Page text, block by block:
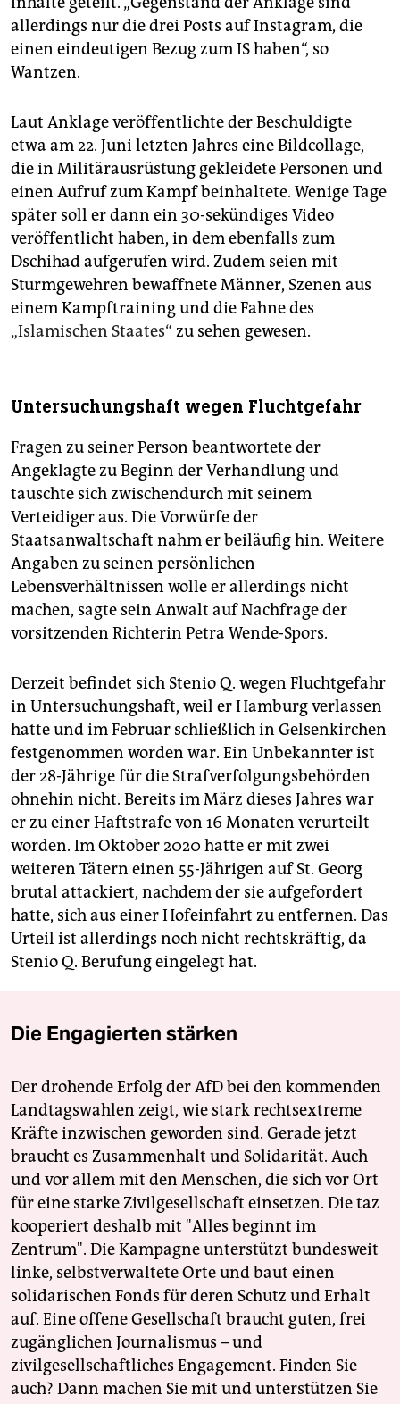
allerdings nur die drei Posts auf Instagram, die
einen eindeutigen Bezug zum IS haben“, so
Wantzen.
Laut Anklage veröffentlichte der Beschuldigte
etwa am 22. Juni letzten Jahres eine Bildcollage,
die in Militärausrüstung gekleidete Personen und
einen Aufruf zum Kampf beinhaltete. Wenige Tage
später soll er dann ein 30-sekündiges Video
veröffentlicht haben, in dem ebenfalls zum
Dschihad aufgerufen wird. Zudem seien mit
Sturmgewehren bewaffnete Männer, Szenen aus
einem Kampftraining und die Fahne des
„Islamischen Staates“ zu sehen gewesen.
Untersuchungshaft wegen Fluchtgefahr
Fragen zu seiner Person beantwortete der
Angeklagte zu Beginn der Verhandlung und
tauschte sich zwischendurch mit seinem
Verteidiger aus. Die Vorwürfe der
Staatsanwaltschaft nahm er beiläufig hin. Weitere
Angaben zu seinen persönlichen
Lebensverhältnissen wolle er allerdings nicht
machen, sagte sein Anwalt auf Nachfrage der
vorsitzenden Richterin Petra Wende-Spors.
Derzeit befindet sich Stenio Q. wegen Fluchtgefahr
in Untersuchungshaft, weil er Hamburg verlassen
hatte und im Februar schließlich in Gelsenkirchen
festgenommen worden war. Ein Unbekannter ist
der 28-Jährige für die Strafverfolgungsbehörden
ohnehin nicht. Bereits im März dieses Jahres war
er zu einer Haftstrafe von 16 Monaten verurteilt
worden. Im Oktober 2020 hatte er mit zwei
weiteren Tätern einen 55-Jährigen auf St. Georg
brutal attackiert, nachdem der sie aufgefordert
hatte, sich aus einer Hofeinfahrt zu entfernen. Das
Urteil ist allerdings noch nicht rechtskräftig, da
Stenio Q. Berufung eingelegt hat.
Die Engagierten stärken
Der drohende Erfolg der AfD bei den kommenden
Landtagswahlen zeigt, wie stark rechtsextreme
Kräfte inzwischen geworden sind. Gerade jetzt
braucht es Zusammenhalt und Solidarität. Auch
und vor allem mit den Menschen, die sich vor Ort
für eine starke Zivilgesellschaft einsetzen. Die taz
kooperiert deshalb mit "Alles beginnt im
Zentrum". Die Kampagne unterstützt bundesweit
linke, selbstverwaltete Orte und baut einen
solidarischen Fonds für deren Schutz und Erhalt
auf. Eine offene Gesellschaft braucht guten, frei
zugänglichen Journalismus – und
zivilgesellschaftliches Engagement. Finden Sie
auch? Dann machen Sie mit und unterstützen Sie